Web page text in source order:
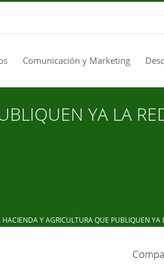
Comunicación y Marketing
YA LA
Y AGRICULTURA QUE PUBLIQUEN YA